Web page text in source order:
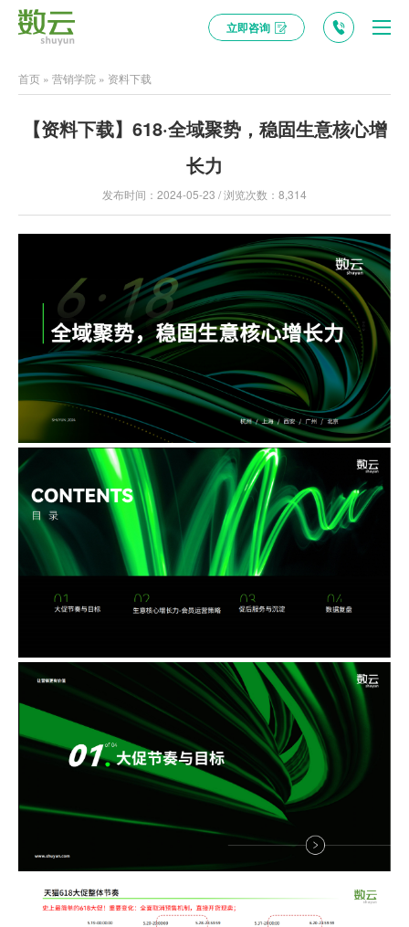
立即咨询
首页 » 营销学院 » 资料下载
【资料下载】618·全域聚势，稳固生意核心增
长力
发布时间：2024-05-23 / 浏览次数：8,314